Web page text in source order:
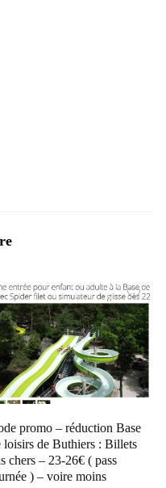
promo – réduction Base
loisirs de Buthiers : Billets
chers – 23-26€ ( pass
) – voire moins